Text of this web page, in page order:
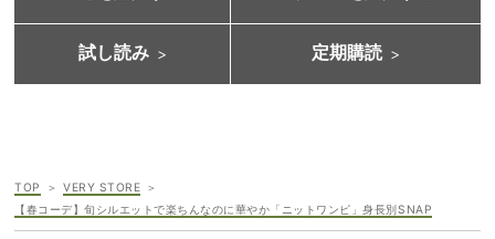
試し読み 定期購読
TOP
VERY STORE
【春コーデ】旬シルエットで楽ちんなのに華やか「ニットワンピ」身長別SNAP